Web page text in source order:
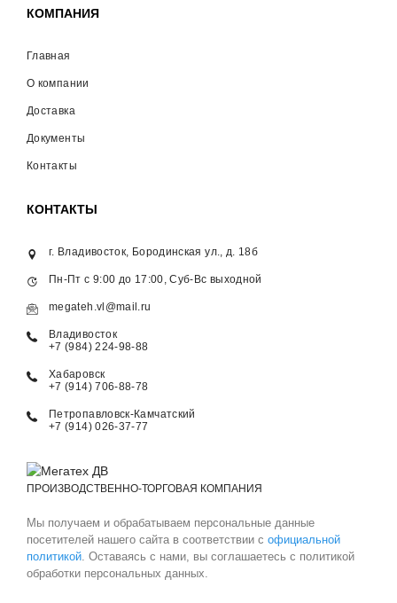
ПРОИЗВОДСТВЕННО-ТОРГОВАЯ КОМПАНИЯ
Мы получаем и обрабатываем персональные данные
посетителей нашего сайта в соответствии с официальной
политикой . Оставаясь с нами, вы соглашаетесь с политикой
обработки персональных данных.
КОМПАНИЯ
Главная
О компании
Доставка
Документы
Контакты
КОНТАКТЫ
г. Владивосток, Бородинская ул., д. 18б
Пн-Пт с 9:00 до 17:00, Суб-Вс выходной
megateh.vl@mail.ru
Владивосток
+7 (984) 224-98-88
Хабаровск
+7 (914) 706-88-78
Петропавловск-Камчатский
+7 (914) 026-37-77